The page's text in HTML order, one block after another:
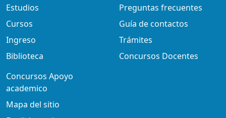
Estudios
Cursos
Ingreso
Biblioteca
Preguntas frecuentes
Guía de contactos
Trámites
Concursos Docentes
Concursos Apoyo
academico
Mapa del sitio